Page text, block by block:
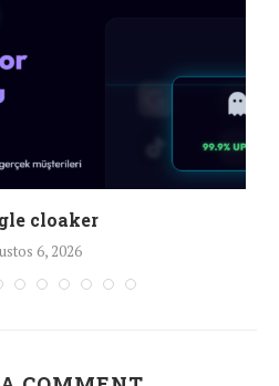
cloaker
6, 2026